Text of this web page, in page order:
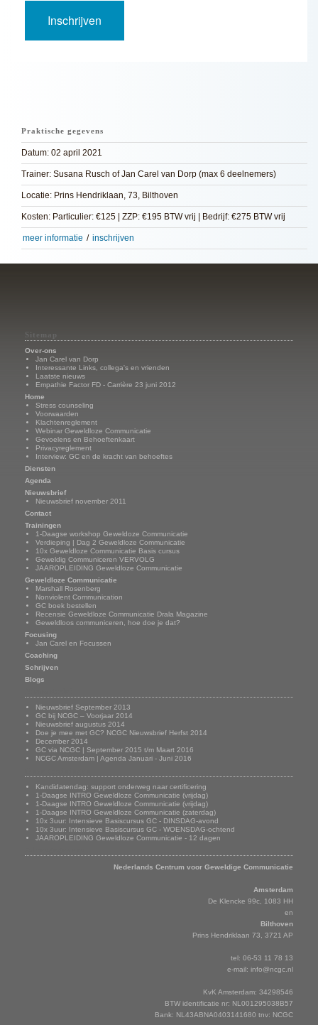
Praktische gegevens
Datum: 02 april 2021
Trainer: Susana Rusch of Jan Carel van Dorp (max 6 deelnemers)
Locatie: Prins Hendriklaan, 73, Bilthoven
Kosten: Particulier: €125 | ZZP: €195 BTW vrij | Bedrijf: €275 BTW vrij
meer informatie / inschrijven
Sitemap
Over-ons
Jan Carel van Dorp
Interessante Links, collega's en vrienden
Laatste nieuws
Empathie Factor FD - Carrière 23 juni 2012
Home
Stress counseling
Voorwaarden
Klachtenreglement
Webinar Geweldloze Communicatie
Gevoelens en Behoeftenkaart
Privacyreglement
Interview: GC en de kracht van behoeftes
Diensten
Agenda
Nieuwsbrief
Nieuwsbrief november 2011
Contact
Trainingen
1-Daagse workshop Geweldoze Communicatie
Verdieping | Dag 2 Geweldloze Communicatie
10x Geweldloze Communicatie Basis cursus
Geweldig Communiceren VERVOLG
JAAROPLEIDING Geweldloze Communicatie
Geweldloze Communicatie
Marshall Rosenberg
Nonviolent Communication
GC boek bestellen
Recensie Geweldloze Communicatie Drala Magazine
Geweldloos communiceren, hoe doe je dat?
Focusing
Jan Carel en Focussen
Coaching
Schrijven
Blogs
Nieuwsbrief September 2013
GC bij NCGC – Voorjaar 2014
Nieuwsbrief augustus 2014
Doe je mee met GC? NCGC Nieuwsbrief Herfst 2014
December 2014
GC via NCGC | September 2015 t/m Maart 2016
NCGC Amsterdam | Agenda Januari - Juni 2016
Kandidatendag: support onderweg naar certificering
1-Daagse INTRO Geweldloze Communicatie (vrijdag)
1-Daagse INTRO Geweldloze Communicatie (vrijdag)
1-Daagse INTRO Geweldloze Communicatie (zaterdag)
10x 3uur: Intensieve Basiscursus GC - DINSDAG-avond
10x 3uur: Intensieve Basiscursus GC - WOENSDAG-ochtend
JAAROPLEIDING Geweldloze Communicatie - 12 dagen
Nederlands Centrum voor Geweldige Communicatie
Amsterdam
De Klencke 99c, 1083 HH
en
Bilthoven
Prins Hendriklaan 73, 3721 AP
tel: 06-53 11 78 13
e-mail: info@ncgc.nl
KvK Amsterdam: 34298546
BTW identificatie nr: NL001295038B57
Bank: NL43ABNA0403141680 tnv: NCGC